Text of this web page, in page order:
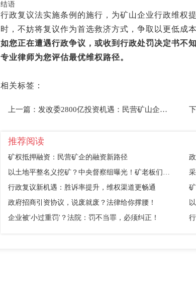
结语
行政复议法实施条例的施行，为矿山企业行政维权
时，不妨将复议作为首选救济方式，争取以更低成
如您正在遭遇行政争议，或收到行政处罚决定书不
专业律师为您评估最优维权路径。
相关标签：
上一篇： 发改委2800亿投资机遇：民营矿山企业能分多大蛋糕？
推荐阅读
矿权抵押融资：民营矿企的融资新路径
以土地平整名义挖矿？中央督察组曝光！矿老板们别踩这个坑
行政复议新机遇：胜诉率提升，维权渠道更畅通
政府招商引资协议，说废就废？法律给你撑腰！
企业被'小过重罚'？法院：罚不当罪，必须纠正！